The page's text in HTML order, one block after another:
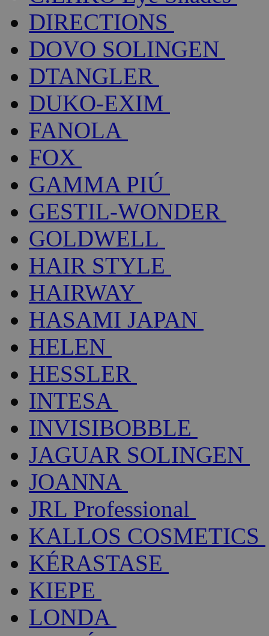
DIRECTIONS
DOVO SOLINGEN
DTANGLER
DUKO-EXIM
FANOLA
FOX
GAMMA PIÚ
GESTIL-WONDER
GOLDWELL
HAIR STYLE
HAIRWAY
HASAMI JAPAN
HELEN
HESSLER
INTESA
INVISIBOBBLE
JAGUAR SOLINGEN
JOANNA
JRL Professional
KALLOS COSMETICS
KÉRASTASE
KIEPE
LONDA